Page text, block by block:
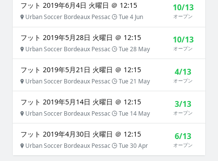
フット 2019年6月4日 火曜日 ＠ 12:15
Urban Soccer Bordeaux Pessac Tue 4 Jun
10/13
オープン
フット 2019年5月28日 火曜日 ＠ 12:15
Urban Soccer Bordeaux Pessac Tue 28 May
10/13
オープン
フット 2019年5月21日 火曜日 ＠ 12:15
Urban Soccer Bordeaux Pessac Tue 21 May
4/13
オープン
フット 2019年5月14日 火曜日 ＠ 12:15
Urban Soccer Bordeaux Pessac Tue 14 May
3/13
オープン
フット 2019年4月30日 火曜日 ＠ 12:15
Urban Soccer Bordeaux Pessac Tue 30 Apr
6/13
オープン